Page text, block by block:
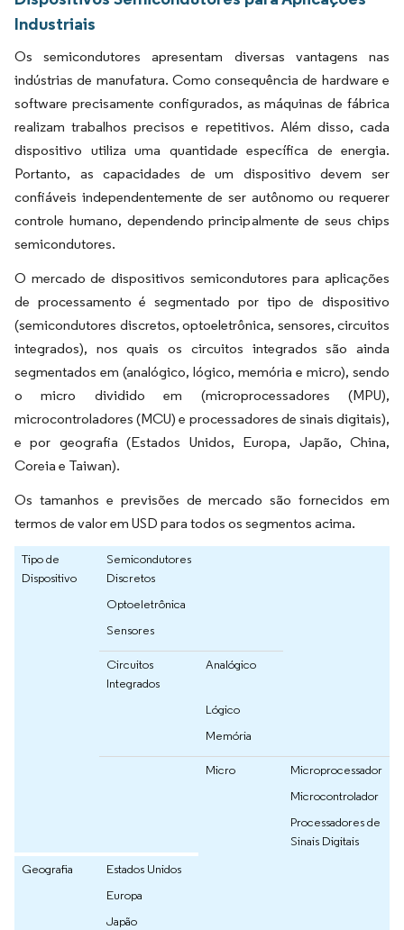
Industriais
Os semicondutores apresentam diversas vantagens nas
indústrias de manufatura. Como consequência de hardware e
software precisamente configurados, as máquinas de fábrica
realizam trabalhos precisos e repetitivos. Além disso, cada
dispositivo utiliza uma quantidade específica de energia.
Portanto, as capacidades de um dispositivo devem ser
confiáveis independentemente de ser autônomo ou requerer
controle humano, dependendo principalmente de seus chips
semicondutores.
O mercado de dispositivos semicondutores para aplicações
de processamento é segmentado por tipo de dispositivo
(semicondutores discretos, optoeletrônica, sensores, circuitos
integrados), nos quais os circuitos integrados são ainda
segmentados em (analógico, lógico, memória e micro), sendo
o micro dividido em (microprocessadores (MPU),
microcontroladores (MCU) e processadores de sinais digitais),
e por geografia (Estados Unidos, Europa, Japão, China,
Coreia e Taiwan).
Os tamanhos e previsões de mercado são fornecidos em
termos de valor em USD para todos os segmentos acima.
Tipo de
Dispositivo
Semicondutores
Discretos
Optoeletrônica
Sensores
Circuitos
Integrados
Analógico
Lógico
Memória
Micro
Microprocessador
Microcontrolador
Processadores de
Sinais Digitais
Geografia
Estados Unidos
Europa
Japão